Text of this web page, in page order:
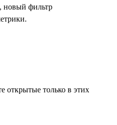
новый фильтр
открытые только в этих